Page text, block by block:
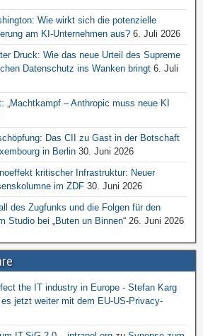
Wie wirkt sich die potenzielle
am KI-Unternehmen aus? 6. Juli 2026
Druck: Wie das neue Urteil des Supreme
Datenschutz ins Wanken bringt 6. Juli
„Machtkampf – Anthropic muss neue KI
Das CII zu Gast in der Botschaft
in Berlin 30. Juni 2026
kritischer Infrastruktur: Neuer
im ZDF 30. Juni 2026
des Zugfunks und die Folgen für den
Studio bei „Buten un Binnen“ 26. Juni 2026
the IT industry in Europe - Stefan Karg
jetzt weiter mit dem EU-US-Privacy-